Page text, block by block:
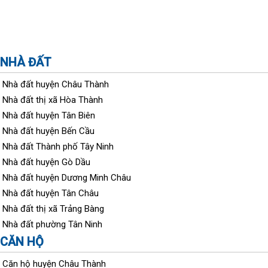
NHÀ ĐẤT
Nhà đất huyện Châu Thành
Nhà đất thị xã Hòa Thành
Nhà đất huyện Tân Biên
Nhà đất huyện Bến Cầu
Nhà đất Thành phố Tây Ninh
Nhà đất huyện Gò Dầu
Nhà đất huyện Dương Minh Châu
Nhà đất huyện Tân Châu
Nhà đất thị xã Trảng Bàng
Nhà đất phường Tân Ninh
CĂN HỘ
Căn hộ huyện Châu Thành